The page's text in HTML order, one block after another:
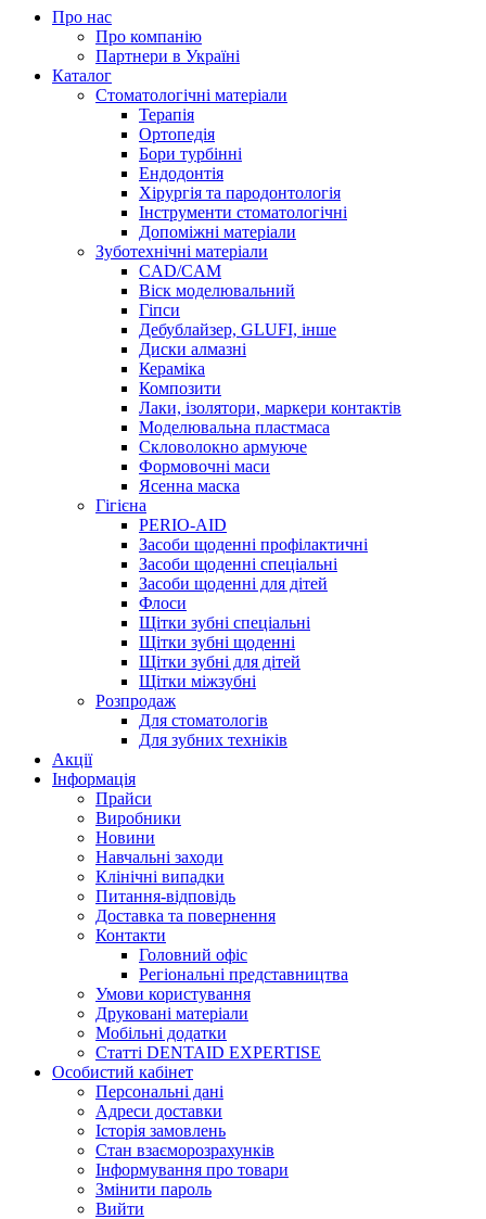
Про нас
Про компанію
Партнери в Україні
Каталог
Стоматологічні матеріали
Терапія
Ортопедія
Бори турбінні
Ендодонтія
Хірургія та пародонтологія
Інструменти стоматологічні
Допоміжні матеріали
Зуботехнічні матеріали
CAD/CAM
Віск моделювальний
Гіпси
Дебублайзер, GLUFI, інше
Диски алмазні
Кераміка
Композити
Лаки, ізолятори, маркери контактів
Моделювальна пластмаса
Скловолокно армуюче
Формовочні маси
Ясенна маска
Гігієна
PERIO-AID
Засоби щоденні профілактичні
Засоби щоденні спеціальні
Засоби щоденні для дітей
Флоси
Щітки зубні спеціальні
Щітки зубні щоденні
Щітки зубні для дітей
Щітки міжзубні
Розпродаж
Для стоматологів
Для зубних техніків
Акції
Інформація
Прайси
Виробники
Новини
Навчальні заходи
Клінічні випадки
Питання-відповідь
Доставка та повернення
Контакти
Головний офіс
Регіональні представництва
Умови користування
Друковані матеріали
Мобільні додатки
Статті DENTAID EXPERTISE
Особистий кабінет
Персональні дані
Адреси доставки
Історія замовлень
Стан взаєморозрахунків
Інформування про товари
Змінити пароль
Вийти